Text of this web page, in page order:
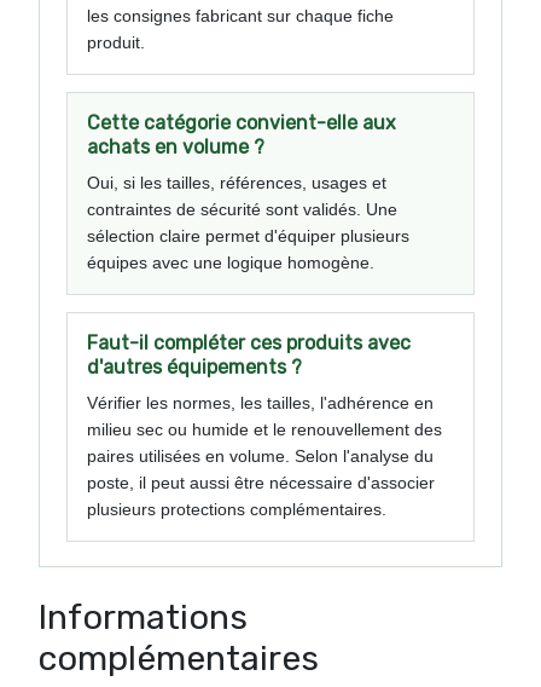
les consignes fabricant sur chaque fiche
produit.
Cette catégorie convient-elle aux
achats en volume ?
Oui, si les tailles, références, usages et
contraintes de sécurité sont validés. Une
sélection claire permet d'équiper plusieurs
équipes avec une logique homogène.
Faut-il compléter ces produits avec
d'autres équipements ?
Vérifier les normes, les tailles, l'adhérence en
milieu sec ou humide et le renouvellement des
paires utilisées en volume. Selon l'analyse du
poste, il peut aussi être nécessaire d'associer
plusieurs protections complémentaires.
Informations
complémentaires